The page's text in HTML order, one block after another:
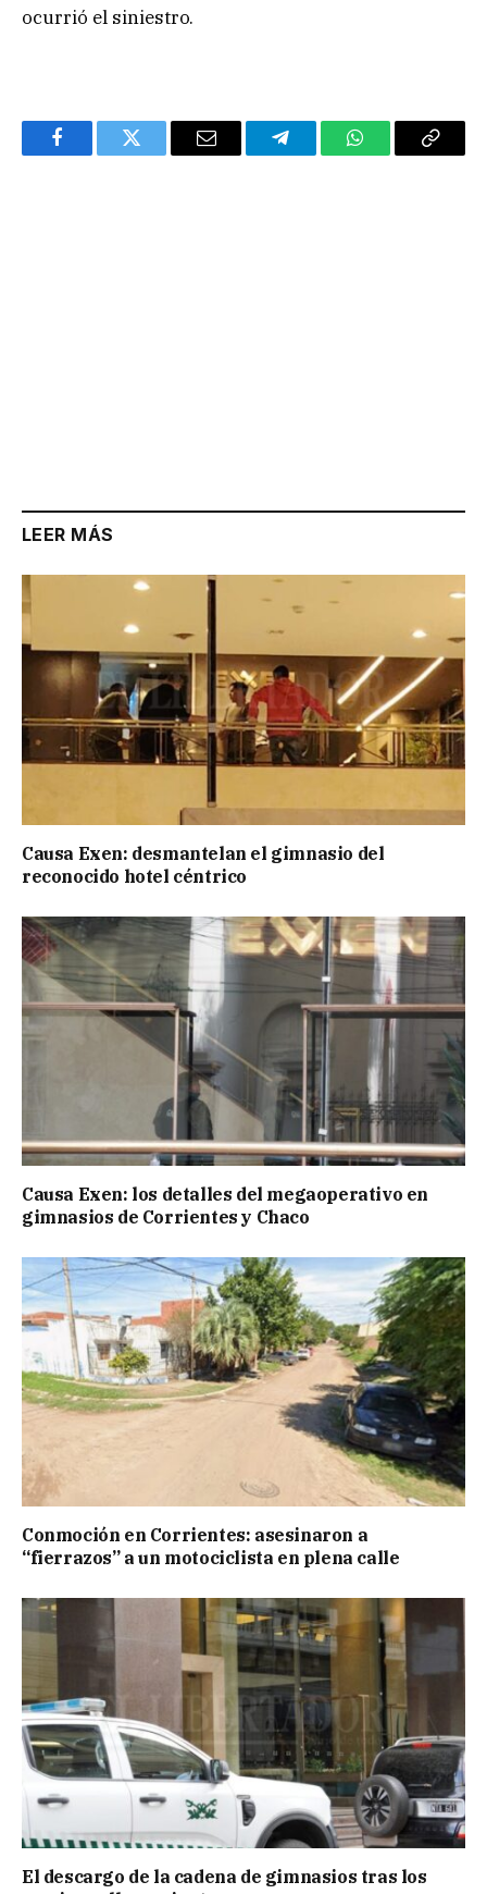
ocurrió el siniestro.
FacebookTwitter Email TelegramWhatsAppCopy
LEER MÁS
Causa Exen: desmantelan el gimnasio del
reconocido hotel céntrico
Causa Exen: los detalles del megaoperativo en
gimnasios de Corrientes y Chaco
Conmoción en Corrientes: asesinaron a
“fierrazos” a un motociclista en plena calle
El descargo de la cadena de gimnasios tras los